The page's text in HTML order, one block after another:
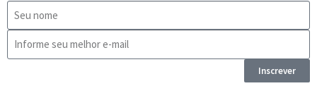
Inscrever